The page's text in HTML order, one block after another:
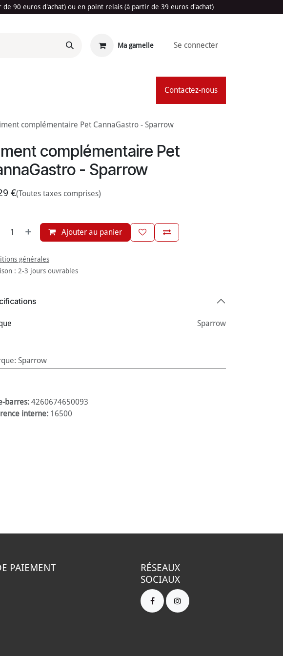
de 90 euros d'achat) ou en point relais (à partir de 39 euros d'achat)
Ma gamelle Se connecter
Contactez-nous
complémentaire Pet CannaGastro - Sparrow
complémentaire Pet
- Sparrow
€(Toutes taxes comprises)
Ajouter au panier
générales
: 2-3 jours ouvrables
Sparrow
: Sparrow
barres: 4260674650093
interne: 16500
RÉSEAUX
SOCIAUX
PAIEMENT